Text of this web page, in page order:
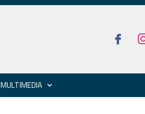
MULTIMEDIA